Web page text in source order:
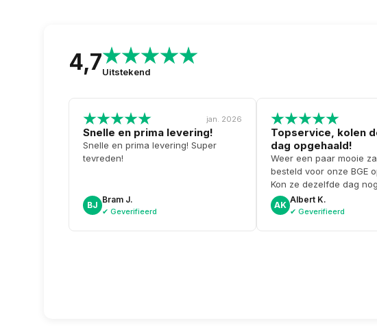
4,7Uitstekend
jan. 2026
Snelle en prima levering!
Snelle en prima levering! Super
tevreden!
BJ
Bram J.
✔ Geverifieerd
Topservice, kolen
dag opgehaald!
Weer een paar mooie
besteld voor onze BGE
Kon ze dezelfde dag
kreeg er zelfs gratis een
aanmaakkrullen bij.
AK
Albert K.
✔ Geverifieerd